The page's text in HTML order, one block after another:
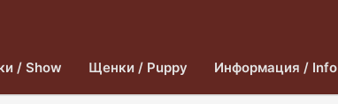
/ Show Щенки / Puppy Информация / Info